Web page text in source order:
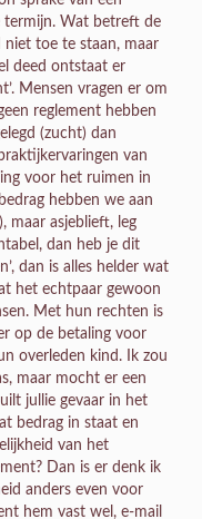
termijn. Wat betreft de
toe te staan, maar
deed ontstaat er
Mensen vragen er om
reglement hebben
(zucht) dan
van
voor het ruimen in
hebben we aan
maar asjeblieft, leg
dan heb je dit
dan is alles helder wat
het echtpaar gewoon
Met hun rechten is
op de betaling voor
overleden kind. Ik zou
maar mocht er een
jullie gevaar in het
bedrag in staat en
van het
Dan is er denk ik
anders even voor
hem vast wel, e-mail